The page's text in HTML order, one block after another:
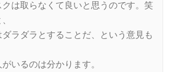
は取らなくて良いと思うのです。笑
ラダラとすることだ、という意見も
いるのは分かります。